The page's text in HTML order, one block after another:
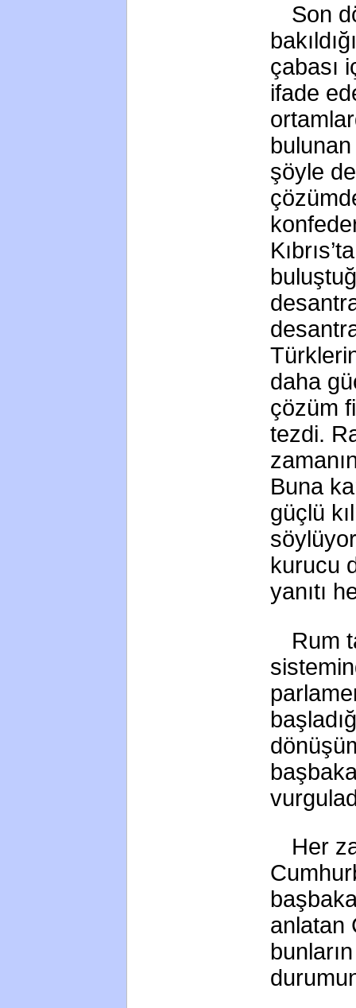
Son
çabası
ifade
şöyle
daha
çözüm
tezdi.
Buna
güçlü
kurucu
yanıtı
Rum
Her
anlatan